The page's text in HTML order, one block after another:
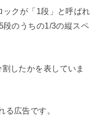
ックが「1段」と呼ばれ
段のうちの1/3の縦スペ
したかを表していま
る広告です。